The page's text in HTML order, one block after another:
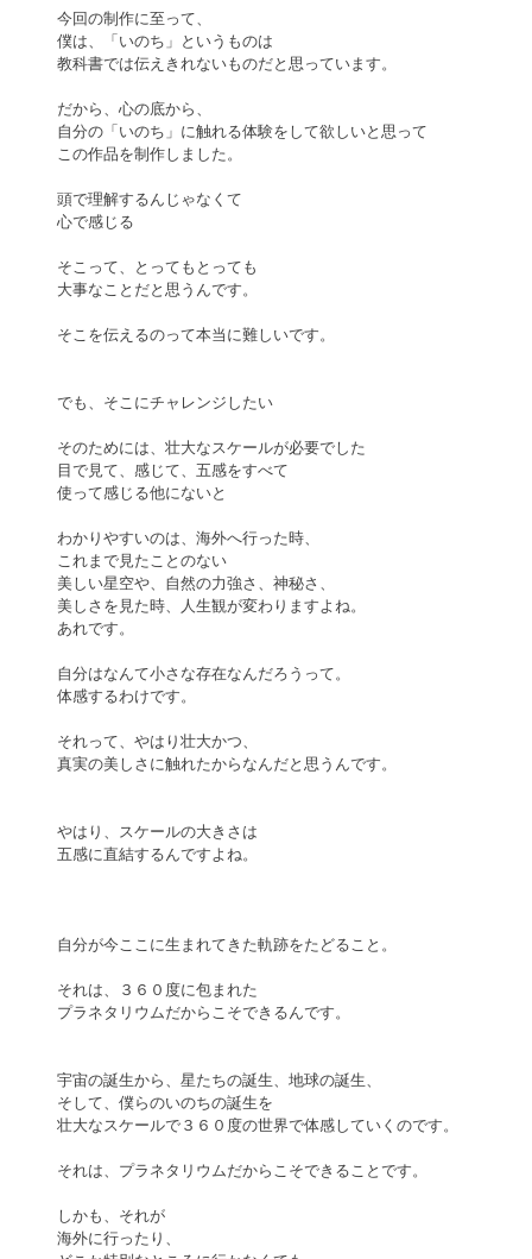
今回の制作に至って、
僕は、「いのち」というものは
教科書では伝えきれないものだと思っています。
だから、心の底から、
自分の「いのち」に触れる体験をして欲しいと思って
この作品を制作しました。
頭で理解するんじゃなくて
心で感じる
そこって、とってもとっても
大事なことだと思うんです。
そこを伝えるのって本当に難しいです。
でも、そこにチャレンジしたい
そのためには、壮大なスケールが必要でした
目で見て、感じて、五感をすべて
使って感じる他にないと
わかりやすいのは、海外へ行った時、
これまで見たことのない
美しい星空や、自然の力強さ、神秘さ、
美しさを見た時、人生観が変わりますよね。
あれです。
自分はなんて小さな存在なんだろうって。
体感するわけです。
それって、やはり壮大かつ、
真実の美しさに触れたからなんだと思うんです。
やはり、スケールの大きさは
五感に直結するんですよね。
自分が今ここに生まれてきた軌跡をたどること。
それは、３６０度に包まれた
プラネタリウムだからこそできるんです。
宇宙の誕生から、星たちの誕生、地球の誕生、
そして、僕らのいのちの誕生を
壮大なスケールで３６０度の世界で体感していくのです。
それは、プラネタリウムだからこそできることです。
しかも、それが
海外に行ったり、